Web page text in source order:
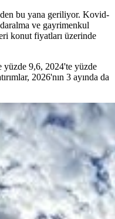
bu yana geriliyor. Kovid-
daralma ve gayrimenkul
konut fiyatları üzerinde
yüzde 9,6, 2024'te yüzde
2026'nın 3 ayında da